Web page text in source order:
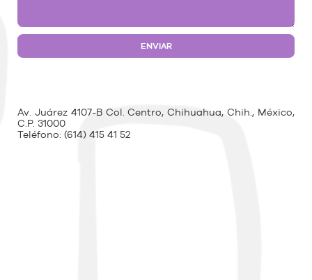
Av. Juárez 4107-B Col. Centro, Chihuahua, Chih., México,
C.P. 31000
Teléfono: (614) 415 41 52